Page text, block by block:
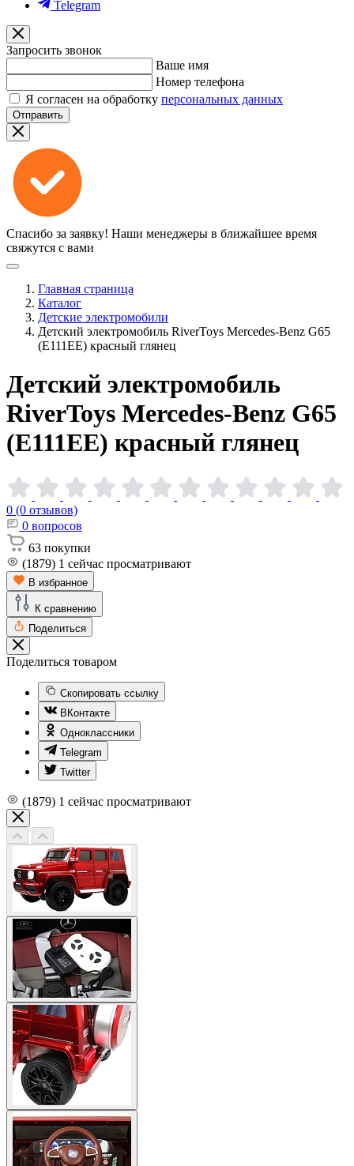
Telegram
Запросить звонок
Ваше имя
Номер телефона
Я согласен на обработку персональных данных
Отправить
Спасибо за заявку! Наши менеджеры в ближайшее время
свяжутся с вами
Главная страница
Каталог
Детские электромобили
Детский электромобиль RiverToys Mercedes-Benz G65
(E111EE) красный глянец
Детский электромобиль
RiverToys Mercedes-Benz G65
(E111EE) красный глянец
0 (0 отзывов)
0 вопросов
63 покупки
(1879) 1 сейчас просматривают
В избранное
К сравнению
Поделиться
Поделиться товаром
Скопировать ссылку
ВКонтакте
Одноклассники
Telegram
Twitter
(1879) 1 сейчас просматривают